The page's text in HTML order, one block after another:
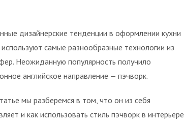
дизайнерские тенденции в оформлении кухни
самые разнообразные технологии из
Неожиданную популярность получило
английское направление — пэчворк.
мы разберемся в том, что он из себя
и как использовать стиль пэчворк в интерьере